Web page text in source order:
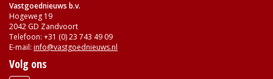
Vastgoednieuws b.v.
Hogeweg 19
2042 GD Zandvoort
Telefoon: +31 (0) 23 743 49 09
E-mail: info@vastgoednieuws.nl
Volg ons